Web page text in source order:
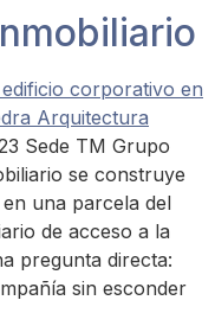
Sede TM Grupo
se construye
una parcela del
de acceso a la
pregunta directa:
sin esconder